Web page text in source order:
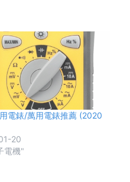
電錶/萬用電錶推薦 (2020
20
電機"